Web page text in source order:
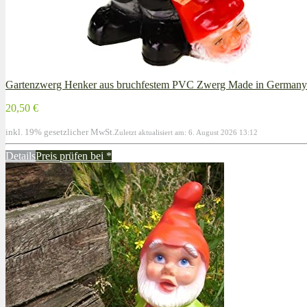
Gartenzwerg Henker aus bruchfestem PVC Zwerg Made in
20,50 €
inkl. 19% gesetzlicher MwSt. Zuletzt aktualisiert am: 6. August 2026 13:12
DetailsPreis prüfen bei *